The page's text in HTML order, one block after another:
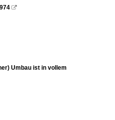

Umbau ist in vollem